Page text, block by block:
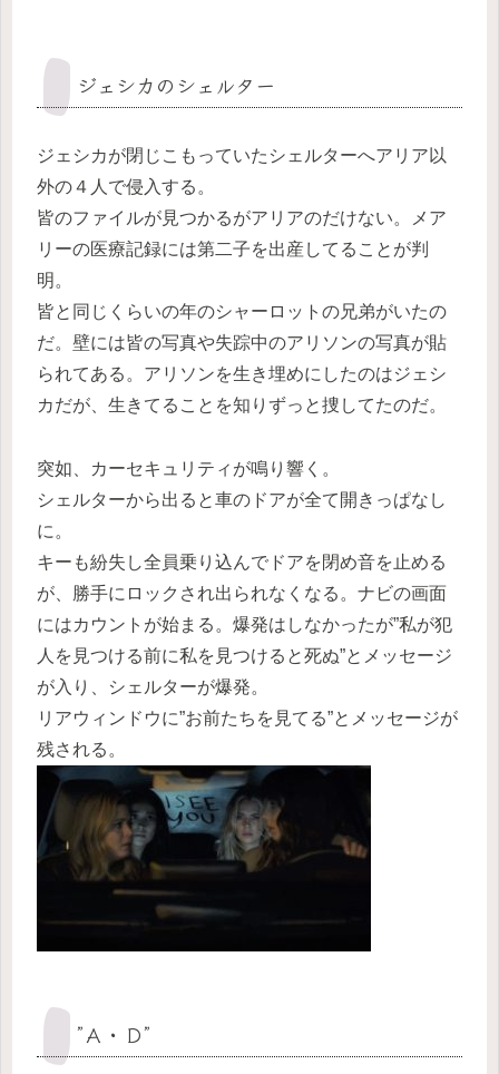
ジェシカのシェルター
ジェシカが閉じこもっていたシェルターへアリア以
外の４人で侵入する。
皆のファイルが見つかるがアリアのだけない。メア
リーの医療記録には第二子を出産してることが判
明。
皆と同じくらいの年のシャーロットの兄弟がいたの
だ。壁には皆の写真や失踪中のアリソンの写真が貼
られてある。アリソンを生き埋めにしたのはジェシ
カだが、生きてることを知りずっと捜してたのだ。
突如、カーセキュリティが鳴り響く。
シェルターから出ると車のドアが全て開きっぱなし
に。
キーも紛失し全員乗り込んでドアを閉め音を止める
が、勝手にロックされ出られなくなる。ナビの画面
にはカウントが始まる。爆発はしなかったが”私が犯
人を見つける前に私を見つけると死ぬ”とメッセージ
が入り、シェルターが爆発。
リアウィンドウに”お前たちを見てる”とメッセージが
残される。
”Ａ・Ｄ”